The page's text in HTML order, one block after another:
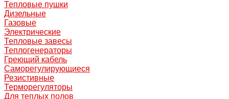
Тепловые пушки
Дизельные
Газовые
Электрические
Тепловые завесы
Теплогенераторы
Греющий кабель
Саморегулирующиеся
Резистивные
Терморегуляторы
Для теплых полов